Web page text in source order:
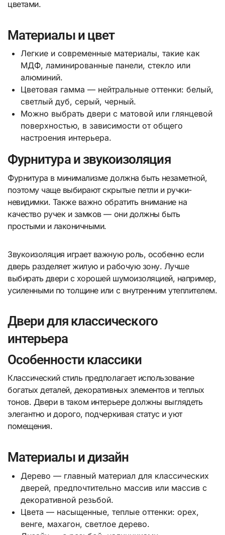
цветами.
Материалы и цвет
Легкие и современные материалы, такие как
МДФ, ламинированные панели, стекло или
алюминий.
Цветовая гамма — нейтральные оттенки: белый,
светлый дуб, серый, черный.
Можно выбрать двери с матовой или глянцевой
поверхностью, в зависимости от общего
настроения интерьера.
Фурнитура и звукоизоляция
Фурнитура в минимализме должна быть незаметной,
поэтому чаще выбирают скрытые петли и ручки-
невидимки. Также важно обратить внимание на
качество ручек и замков — они должны быть
простыми и лаконичными.
Звукоизоляция играет важную роль, особенно если
дверь разделяет жилую и рабочую зону. Лучше
выбирать двери с хорошей шумоизоляцией, например,
усиленными по толщине или с внутренним утеплителем.
Двери для классического
интерьера
Особенности классики
Классический стиль предполагает использование
богатых деталей, декоративных элементов и теплых
тонов. Двери в таком интерьере должны выглядеть
элегантно и дорого, подчеркивая статус и уют
помещения.
Материалы и дизайн
Дерево — главный материал для классических
дверей, предпочтительно массив или массив с
декоративной резьбой.
Цвета — насыщенные, теплые оттенки: орех,
венге, махагон, светлое дерево.